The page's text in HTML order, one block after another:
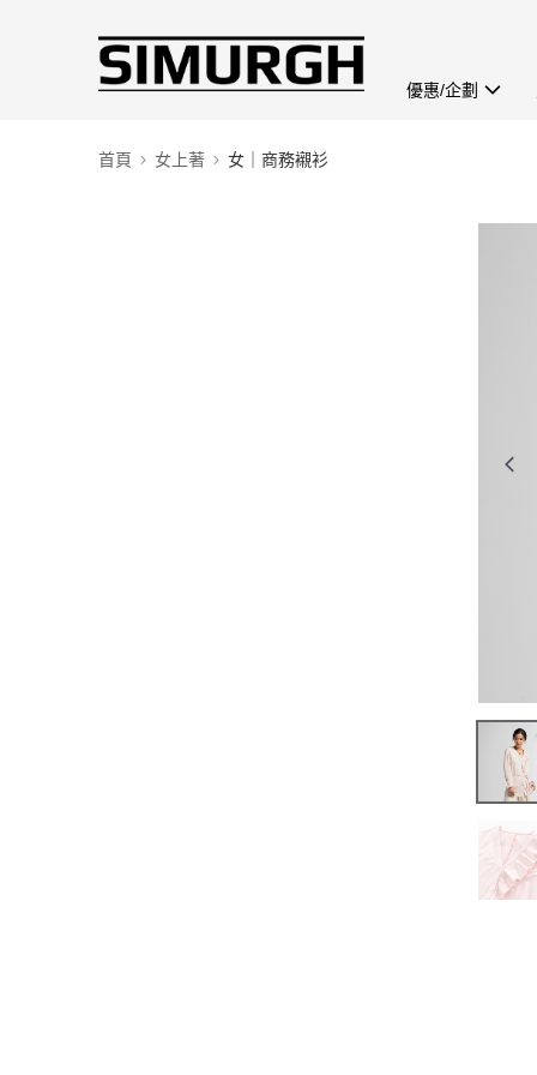
優惠/企劃
首頁 女上著 女｜商務襯衫